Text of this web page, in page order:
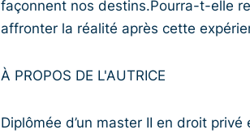
façonnent nos destins.Pourra-t-elle
affronter la réalité après cette
À PROPOS DE L'AUTRICE
Diplômée d’un master II en droit